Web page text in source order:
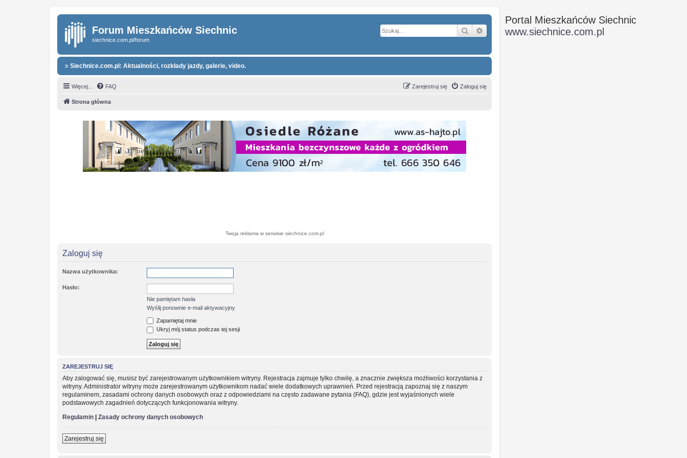
Forum Mieszkańców Siechnic
siechnice.com.pl/forum
Szukaj Wyszukiwanie zaawansowane
Siechnice.com.pl: Aktualności, rozkłady jazdy, galerie, video.
Więcej… FAQ Zaloguj się
Zarejestruj się
Strona główna
Twoja reklama w serwisie siechnice.com.pl
Zaloguj się
Nazwa użytkownika:
Hasło:
Nie pamiętam hasła
Wyślij ponownie e-mail aktywacyjny
Zapamiętaj mnie
Ukryj mój status podczas tej sesji
ZAREJESTRUJ SIĘ
Aby zalogować się, musisz być zarejestrowanym użytkownikiem witryny. Rejestracja zajmuje tylko chwilę, a znacznie zwiększa możliwości korzystania z
witryny. Administrator witryny może zarejestrowanym użytkownikom nadać wiele dodatkowych uprawnień. Przed rejestracją zapoznaj się z naszym
regulaminem, zasadami ochrony danych osobowych oraz z odpowiedziami na często zadawane pytania (FAQ), gdzie jest wyjaśnionych wiele
podstawowych zagadnień dotyczących funkcjonowania witryny.
Regulamin
Zasady ochrony danych osobowych
Zarejestruj się
Portal Mieszkańców Siechnic
www.siechnice.com.pl